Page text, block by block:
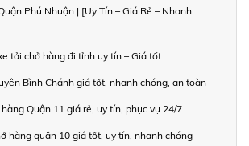
Phú Nhuận | [Uy Tín – Giá Rẻ – Nhanh
tải chở hàng đi tỉnh uy tín – Giá tốt
Bình Chánh giá tốt, nhanh chóng, an toàn
Quận 11 giá rẻ, uy tín, phục vụ 24/7
hàng quận 10 giá tốt, uy tín, nhanh chóng